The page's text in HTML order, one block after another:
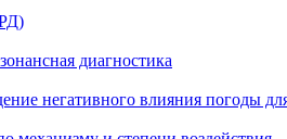
диагностика
негативного влияния погоды